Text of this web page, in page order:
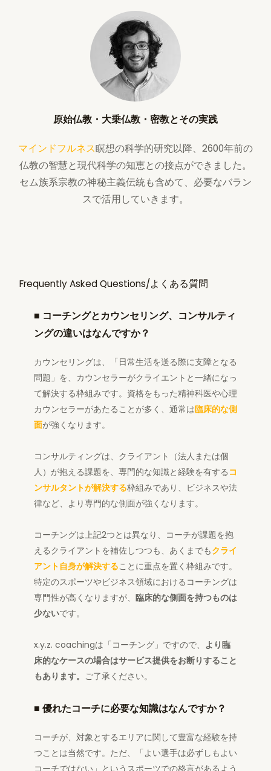
原始仏教・大乗仏教・密教とその実践
マインドフルネス瞑想の科学的研究以降、2600年前の
仏教の智慧と現代科学の知恵との接点ができました。
セム族系宗教の神秘主義伝統も含めて、必要なバラン
スで活用していきます。
Frequently Asked Questions/よくある質問
■ コーチングとカウンセリング、コンサルティ
ングの違いはなんですか？
カウンセリングは、「日常生活を送る際に支障となる
問題」を、カウンセラーがクライエントと一緒になっ
て解決する枠組みです。資格をもった精神科医や心理
カウンセラーがあたることが多く、通常は臨床的な側
面が強くなります。
コンサルティングは、クライアント（法人または個
人）が抱える課題を、専門的な知識と経験を有する コ
ンサルタントが解決する枠組みであり、ビジネスや法
律など、より専門的な側面が強くなります。
コーチングは上記2つとは異なり、コーチが課題を抱
えるクライアントを補佐しつつも、あくまでもクライ
アント自身が解決することに重点を置く枠組みです。
特定のスポーツやビジネス領域におけるコーチングは
専門性が高くなりますが、 臨床的な側面を持つものは
少ないです。
x.y.z. coachingは「コーチング」ですので、 より臨
床的なケースの場合はサービス提供をお断りすること
もあります。 ご了承ください。
■ 優れたコーチに必要な知識はなんですか？
コーチが、対象とするエリアに関して豊富な経験を持
つことは当然です。ただ、「よい選手は必ずしもよい
コーチではない」というスポーツでの格言があるよう